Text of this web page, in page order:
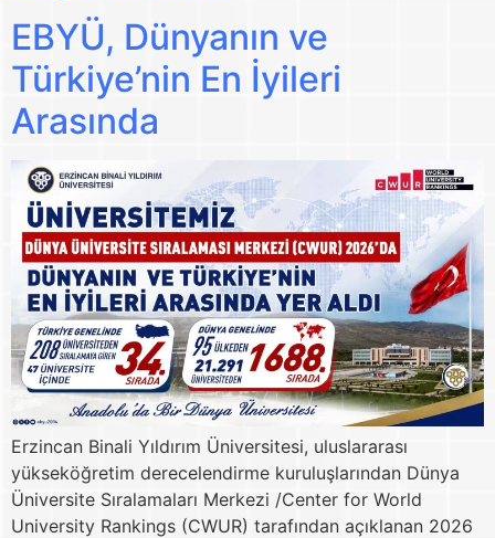
EBYÜ, Dünyanın ve
Türkiye’nin En İyileri
Arasında
Erzincan Binali Yıldırım Üniversitesi, uluslararası
yükseköğretim derecelendirme kuruluşlarından Dünya
Üniversite Sıralamaları Merkezi /Center for World
University Rankings (CWUR) tarafından açıklanan 2026